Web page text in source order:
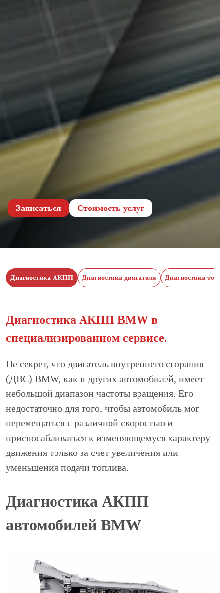
Записаться Cтоимость услуг
Диагностика АКПП Диагностика двигателя Диагностика
Диагностика АКПП BMW в
специализированном сервисе.
Не секрет, что двигатель внутреннего сгорания
(ДВС) BMW, как и других автомобилей, имеет
небольшой диапазон частоты вращения. Его
недостаточно для того, чтобы автомобиль мог
перемещаться с различной скоростью и
приспосабливаться к изменяющемуся характеру
движения только за счет увеличения или
уменьшения подачи топлива.
Диагностика АКПП
автомобилей BMW